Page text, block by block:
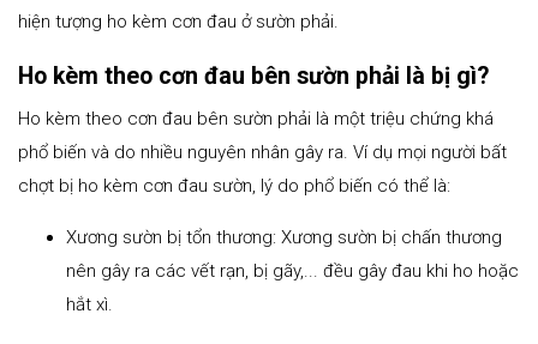
hiện tượng ho kèm cơn đau ở sườn phải.
Ho kèm theo cơn đau bên sườn phải là bị gì?
Ho kèm theo cơn đau bên sườn phải là một triệu chứng khá
phổ biến và do nhiều nguyên nhân gây ra. Ví dụ mọi người bất
chợt bị ho kèm cơn đau sườn, lý do phổ biến có thể là:
Xương sườn bị tổn thương: Xương sườn bị chấn thương
nên gây ra các vết rạn, bị gãy,... đều gây đau khi ho hoặc
hắt xì.